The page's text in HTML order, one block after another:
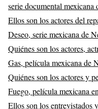
serie documental mexicana
Ellos son los actores del
Deseo, serie mexicana de
Quiénes son los actores,
Gas, película mexicana de
Quiénes son los actores y
Fuego, película mexicana
Ellos son los entrevistados